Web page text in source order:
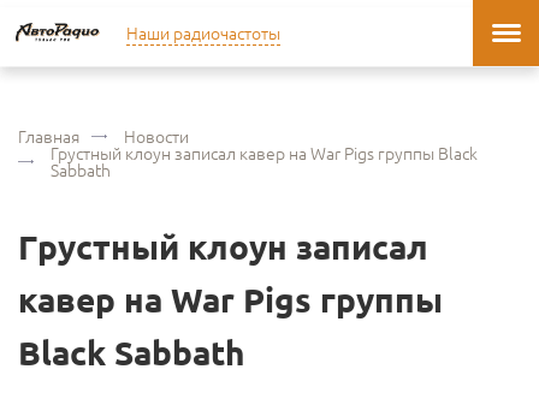
Наши радиочастоты
Главная Новости
Грустный клоун записал кавер на War Pigs группы Black
Sabbath
Грустный клоун записал
кавер на War Pigs группы
Black Sabbath